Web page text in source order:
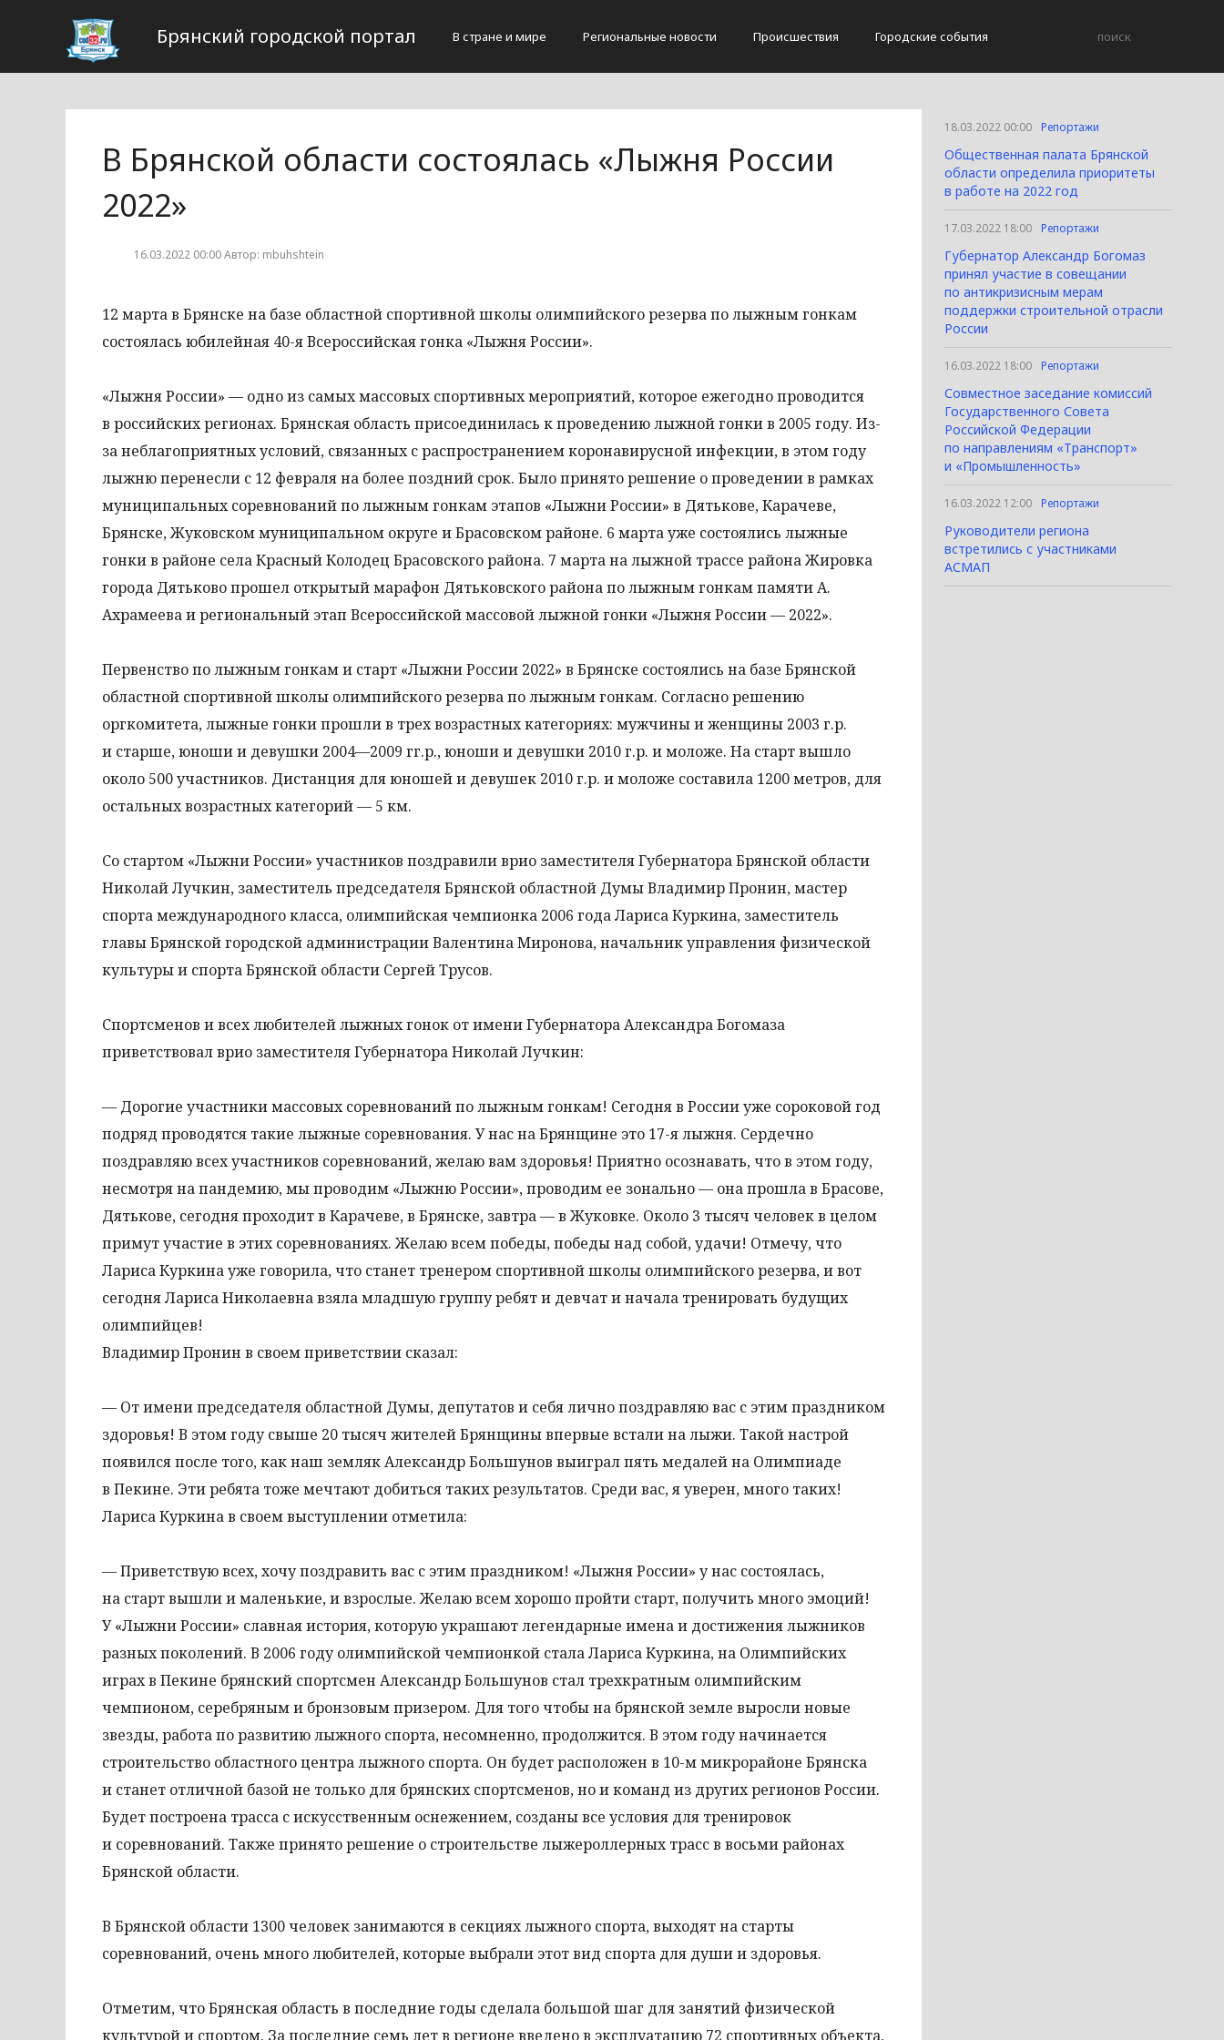
Брянский городской портал В стране и мире Региональные новости Происшествия Городские события
В Брянской области состоялась «Лыжня России
2022»
16.03.2022 00:00 Автор: mbuhshtein
12 марта в Брянске на базе областной спортивной школы олимпийского резерва по лыжным гонкам
состоялась юбилейная 40-я Всероссийская гонка «Лыжня России».
«Лыжня России» — одно из самых массовых спортивных мероприятий, которое ежегодно проводится
в российских регионах. Брянская область присоединилась к проведению лыжной гонки в 2005 году. Из-
за неблагоприятных условий, связанных с распространением коронавирусной инфекции, в этом году
лыжню перенесли с 12 февраля на более поздний срок. Было принято решение о проведении в рамках
муниципальных соревнований по лыжным гонкам этапов «Лыжни России» в Дятькове, Карачеве,
Брянске, Жуковском муниципальном округе и Брасовском районе. 6 марта уже состоялись лыжные
гонки в районе села Красный Колодец Брасовского района. 7 марта на лыжной трассе района Жировка
города Дятьково прошел открытый марафон Дятьковского района по лыжным гонкам памяти А.
Ахрамеева и региональный этап Всероссийской массовой лыжной гонки «Лыжня России — 2022».
Первенство по лыжным гонкам и старт «Лыжни России 2022» в Брянске состоялись на базе Брянской
областной спортивной школы олимпийского резерва по лыжным гонкам. Согласно решению
оргкомитета, лыжные гонки прошли в трех возрастных категориях: мужчины и женщины 2003 г.р.
и старше, юноши и девушки 2004—2009 гг.р., юноши и девушки 2010 г.р. и моложе. На старт вышло
около 500 участников. Дистанция для юношей и девушек 2010 г.р. и моложе составила 1200 метров, для
остальных возрастных категорий — 5 км.
Со стартом «Лыжни России» участников поздравили врио заместителя Губернатора Брянской области
Николай Лучкин, заместитель председателя Брянской областной Думы Владимир Пронин, мастер
спорта международного класса, олимпийская чемпионка 2006 года Лариса Куркина, заместитель
главы Брянской городской администрации Валентина Миронова, начальник управления физической
культуры и спорта Брянской области Сергей Трусов.
Спортсменов и всех любителей лыжных гонок от имени Губернатора Александра Богомаза
приветствовал врио заместителя Губернатора Николай Лучкин:
— Дорогие участники массовых соревнований по лыжным гонкам! Сегодня в России уже сороковой год
подряд проводятся такие лыжные соревнования. У нас на Брянщине это 17-я лыжня. Сердечно
поздравляю всех участников соревнований, желаю вам здоровья! Приятно осознавать, что в этом году,
несмотря на пандемию, мы проводим «Лыжню России», проводим ее зонально — она прошла в Брасове,
Дятькове, сегодня проходит в Карачеве, в Брянске, завтра — в Жуковке. Около 3 тысяч человек в целом
примут участие в этих соревнованиях. Желаю всем победы, победы над собой, удачи! Отмечу, что
Лариса Куркина уже говорила, что станет тренером спортивной школы олимпийского резерва, и вот
сегодня Лариса Николаевна взяла младшую группу ребят и девчат и начала тренировать будущих
олимпийцев!
Владимир Пронин в своем приветствии сказал:
— От имени председателя областной Думы, депутатов и себя лично поздравляю вас с этим праздником
здоровья! В этом году свыше 20 тысяч жителей Брянщины впервые встали на лыжи. Такой настрой
появился после того, как наш земляк Александр Большунов выиграл пять медалей на Олимпиаде
в Пекине. Эти ребята тоже мечтают добиться таких результатов. Среди вас, я уверен, много таких!
Лариса Куркина в своем выступлении отметила:
— Приветствую всех, хочу поздравить вас с этим праздником! «Лыжня России» у нас состоялась,
на старт вышли и маленькие, и взрослые. Желаю всем хорошо пройти старт, получить много эмоций!
У «Лыжни России» славная история, которую украшают легендарные имена и достижения лыжников
разных поколений. В 2006 году олимпийской чемпионкой стала Лариса Куркина, на Олимпийских
играх в Пекине брянский спортсмен Александр Большунов стал трехкратным олимпийским
чемпионом, серебряным и бронзовым призером. Для того чтобы на брянской земле выросли новые
звезды, работа по развитию лыжного спорта, несомненно, продолжится. В этом году начинается
строительство областного центра лыжного спорта. Он будет расположен в 10-м микрорайоне Брянска
и станет отличной базой не только для брянских спортсменов, но и команд из других регионов России.
Будет построена трасса с искусственным оснежением, созданы все условия для тренировок
и соревнований. Также принято решение о строительстве лыжероллерных трасс в восьми районах
Брянской области.
В Брянской области 1300 человек занимаются в секциях лыжного спорта, выходят на старты
соревнований, очень много любителей, которые выбрали этот вид спорта для души и здоровья.
Отметим, что Брянская область в последние годы сделала большой шаг для занятий физической
культурой и спортом. За последние семь лет в регионе введено в эксплуатацию 72 спортивных объекта,
18.03.2022 00:00 Репортажи
Общественная палата Брянской
области определила приоритеты
в работе на 2022 год
17.03.2022 18:00 Репортажи
Губернатор Александр Богомаз
принял участие в совещании
по антикризисным мерам
поддержки строительной отрасли
России
16.03.2022 18:00 Репортажи
Совместное заседание комиссий
Государственного Совета
Российской Федерации
по направлениям «Транспорт»
и «Промышленность»
16.03.2022 12:00 Репортажи
Руководители региона
встретились с участниками
АСМАП